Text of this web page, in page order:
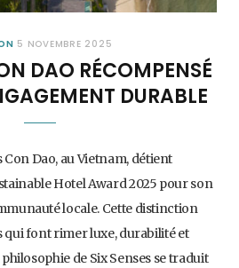
5 NOVEMBRE 2025
DAO RÉCOMPENSÉ
DURABLE
Con Dao, au Vietnam, détient
Hotel Award 2025 pour son
locale. Cette distinction
qui font rimer luxe, durabilité et
de Six Senses se traduit